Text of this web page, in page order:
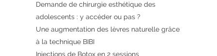
Demande de chirurgie esthétique des
adolescents : y accéder ou pas ?
Une augmentation des lèvres naturelle grâce
à la technique BIBI
Injections de Botox en 2 sessions